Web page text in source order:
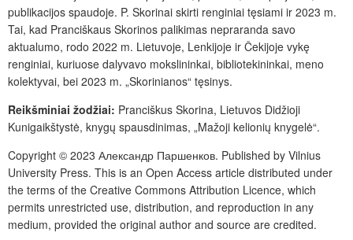
publikacijos spaudoje. P. Skorinai skirti renginiai tęsiami ir 2023 m.
Tai, kad Pranciškaus Skorinos palikimas nepraranda savo
aktualumo, rodo 2022 m. Lietuvoje, Lenkijoje ir Čekijoje vykę
renginiai, kuriuose dalyvavo mokslininkai, bibliotekininkai, meno
kolektyvai, bei 2023 m. „Skorinianos“ tęsinys.
Reikšminiai žodžiai: Pranciškus Skorina, Lietuvos Didžioji
Kunigaikštystė, knygų spausdinimas, „Mažoji kelionių knygelė“.
Copyright © 2023 Александр Паршенков. Published by Vilnius
University Press. This is an Open Access article distributed under
the terms of the Creative Commons Attribution Licence, which
permits unrestricted use, distribution, and reproduction in any
medium, provided the original author and source are credited.